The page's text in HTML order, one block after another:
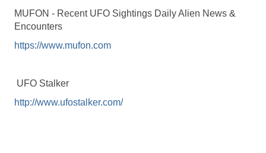
MUFON - Recent UFO Sightings Daily Alien News &
Encounters
https://www.mufon.com
UFO Stalker
http://www.ufostalker.com/